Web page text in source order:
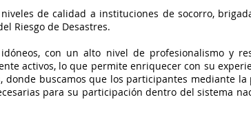
de calidad a instituciones de socorro,
Riesgo de Desastres.
con un alto nivel de profesionalismo y
activos, lo que permite enriquecer con su
donde buscamos que los participantes mediante
para su participación dentro del sistema